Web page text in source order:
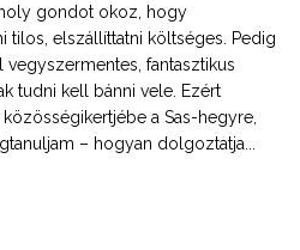
gondot okoz, hogy
tilos, elszállíttatni költséges. Pedig
vegyszermentes, fantasztikus
tudni kell bánni vele. Ezért
a Sas-hegyre,
– hogyan dolgoztatja...